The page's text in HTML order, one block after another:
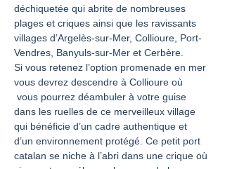
déchiquetée qui abrite de nombreuses
plages et criques ainsi que les ravissants
villages d’Argelès-sur-Mer, Collioure, Port-
Vendres, Banyuls-sur-Mer et Cerbère.
Si vous retenez l’option promenade en mer
vous devrez descendre à Collioure où
vous pourrez déambuler à votre guise
dans les ruelles de ce merveilleux village
qui bénéficie d’un cadre authentique et
d’un environnement protégé. Ce petit port
catalan se niche à l’abri dans une crique où